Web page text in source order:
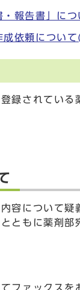
・報告書」に
成依頼につい
録されている
容について
ともに薬剤
ファックスを